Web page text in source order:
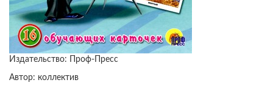
Издательство: Проф-Пресс
Автор: коллектив